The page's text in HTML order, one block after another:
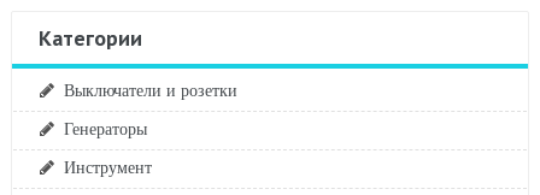
Категории
Выключатели и розетки
Генераторы
Инструмент